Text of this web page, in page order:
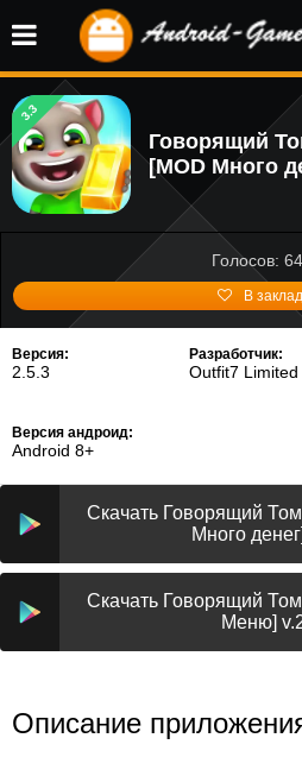
3.3
Говорящий
[MOD Много
Голосов:
В
Версия:
2.5.3
Разработчик:
Outfit7 Limited
Версия андроид:
Android 8+
Скачать Говорящий
Много
Скачать Говорящий
Меню]
Описание